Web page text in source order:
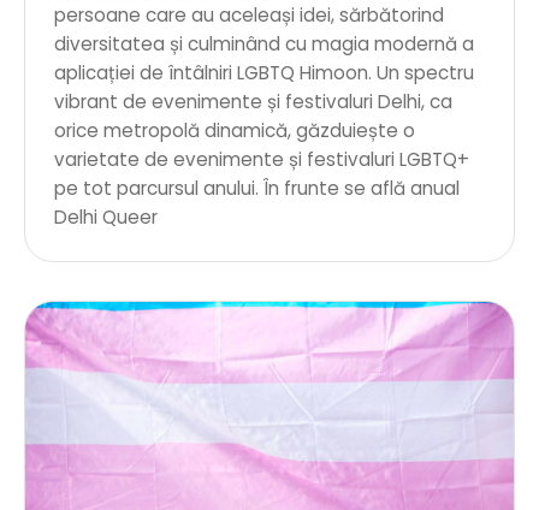
persoane care au aceleași idei, sărbătorind
diversitatea și culminând cu magia modernă a
aplicației de întâlniri LGBTQ Himoon. Un spectru
vibrant de evenimente și festivaluri Delhi, ca
orice metropolă dinamică, găzduiește o
varietate de evenimente și festivaluri LGBTQ+
pe tot parcursul anului. În frunte se află anual
Delhi Queer